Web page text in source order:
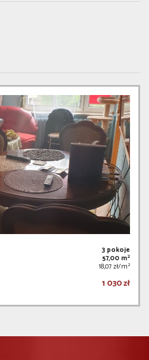
3 pokoje
57,00 m2
18,07 zł/m2
1 030 zł